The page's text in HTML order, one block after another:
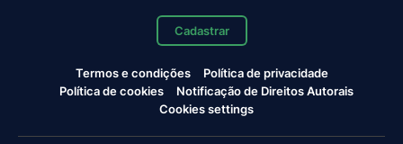
Cadastrar
Termos e condições
Política de privacidade
Política de cookies
Notificação de Direitos Autorais
Cookies settings